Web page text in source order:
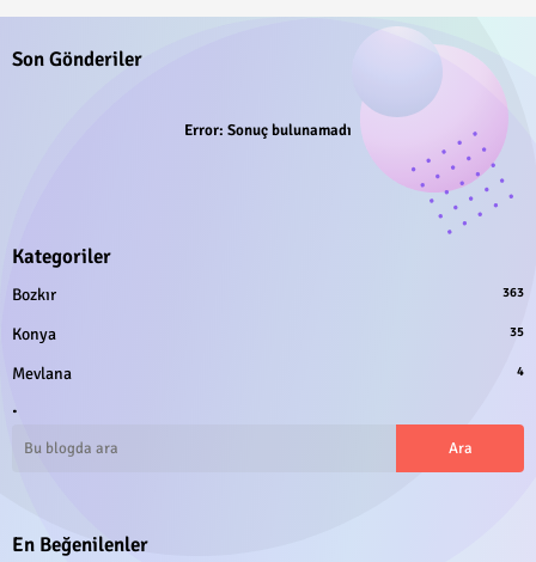
Son Gönderiler
Error: Sonuç bulunamadı
Kategoriler
Bozkır 363
Konya 35
Mevlana 4
.
En Beğenilenler